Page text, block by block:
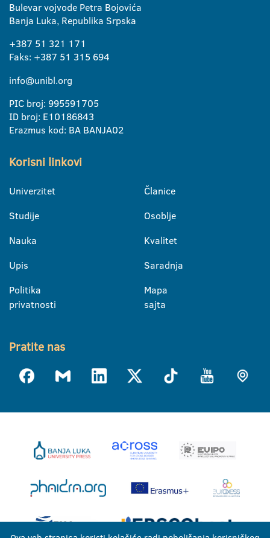
Bulevar vojvode Petra Bojovića
Banja Luka, Republika Srpska
+387 51 321 171
Faks: +387 51 315 694
info@unibl.org
PIC broj: 995591705
ID broj: E10186843
Erazmus kod: BA BANJA02
Korisni linkovi
Univerzitet
Studije
Nauka
Upis
Politika
privatnosti
Članice
Osoblje
Kvalitet
Saradnja
Mapa
sajta
Pratite nas